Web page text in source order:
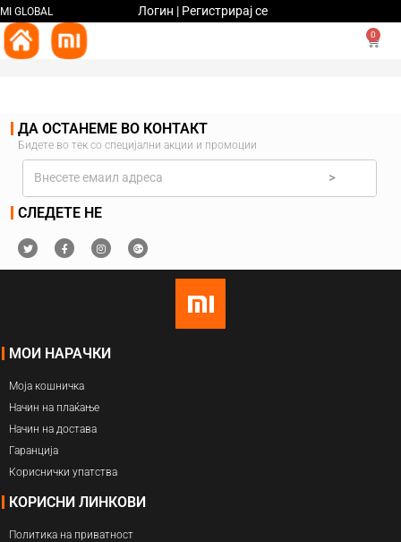
MI GLOBAL Логин | Регистрирај се
0
ДА ОСТАНЕМЕ ВО КОНТАКТ
Бидете во тек со специјални акции и промоции
>
СЛЕДЕТЕ НЕ
МОИ НАРАЧКИ
Моја кошничка
Начин на плаќање
Начин на достава
Гаранција
Кориснички упатства
КОРИСНИ ЛИНКОВИ
Политика на приватност